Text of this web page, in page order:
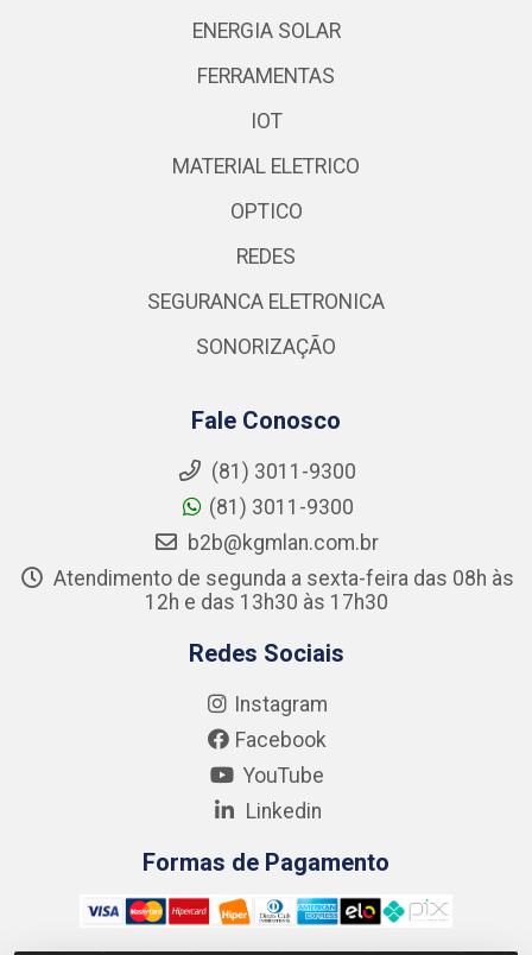
ENERGIA SOLAR
FERRAMENTAS
IOT
MATERIAL ELETRICO
OPTICO
REDES
SEGURANCA ELETRONICA
SONORIZAÇÃO
Fale Conosco
(81) 3011-9300
(81) 3011-9300
b2b@kgmlan.com.br
Atendimento de segunda a sexta-feira das 08h às
12h e das 13h30 às 17h30
Redes Sociais
Instagram
Facebook
YouTube
Linkedin
Formas de Pagamento